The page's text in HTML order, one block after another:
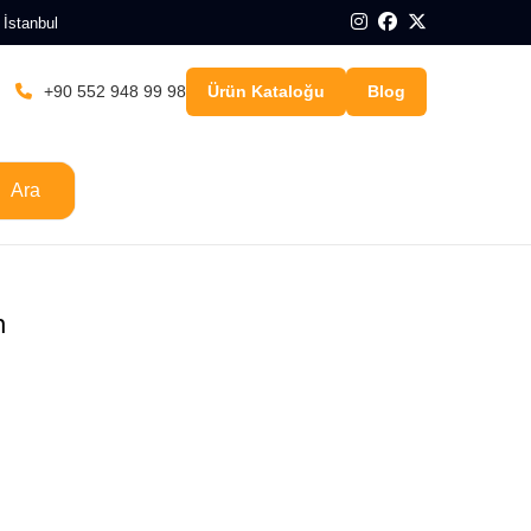
+90 552 948 99 98 Ürün Kataloğu Blog
Ara